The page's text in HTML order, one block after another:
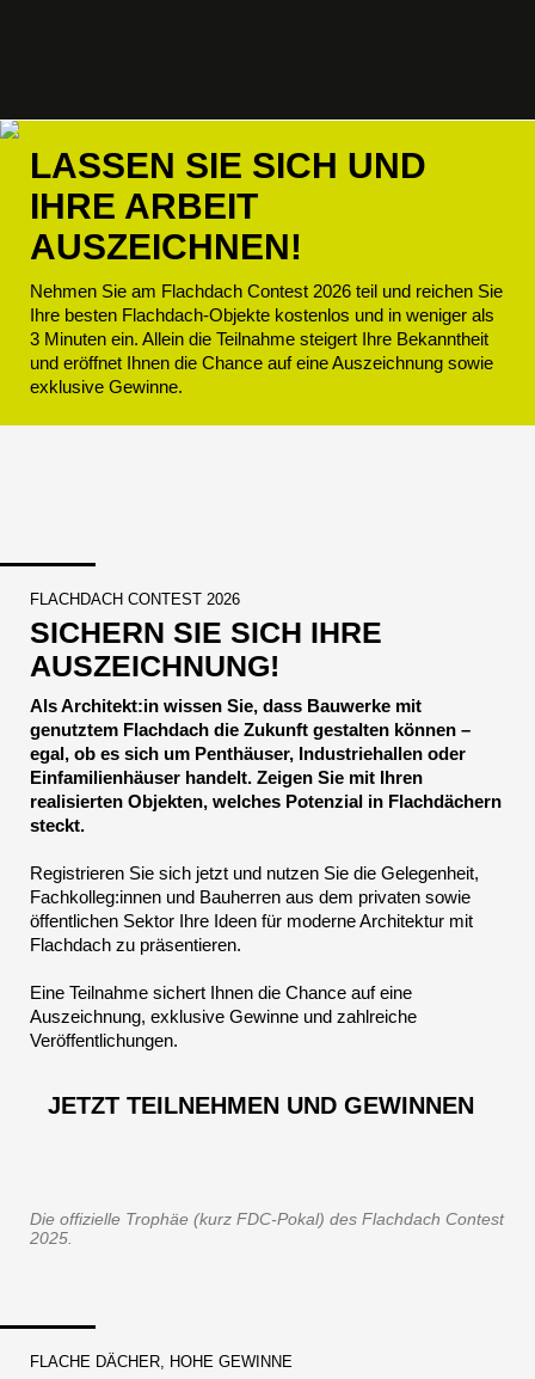
LASSEN SIE SICH UND
IHRE ARBEIT
AUSZEICHNEN!
Nehmen Sie am Flachdach Contest 2026 teil und reichen Sie
Ihre besten Flachdach-Objekte kostenlos und in weniger als
3 Minuten ein. Allein die Teilnahme steigert Ihre Bekanntheit
und eröffnet Ihnen die Chance auf eine Auszeichnung sowie
exklusive Gewinne.
FLACHDACH CONTEST 2026
SICHERN SIE SICH IHRE
AUSZEICHNUNG!
Als Architekt:in wissen Sie, dass Bauwerke mit
genutztem Flachdach die Zukunft gestalten können –
egal, ob es sich um Penthäuser, Industriehallen oder
Einfamilienhäuser handelt. Zeigen Sie mit Ihren
realisierten Objekten, welches Potenzial in Flachdächern
steckt.
Registrieren Sie sich jetzt und nutzen Sie die Gelegenheit,
Fachkolleg:innen und Bauherren aus dem privaten sowie
öffentlichen Sektor Ihre Ideen für moderne Architektur mit
Flachdach zu präsentieren.
Eine Teilnahme sichert Ihnen die Chance auf eine
Auszeichnung, exklusive Gewinne und zahlreiche
Veröffentlichungen.
JETZT TEILNEHMEN UND GEWINNEN
Die offizielle Trophäe (kurz FDC-Pokal) des Flachdach Contest
2025.
FLACHE DÄCHER, HOHE GEWINNE